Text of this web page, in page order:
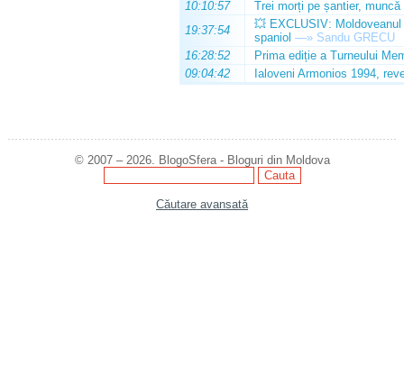
10:10:57
Trei morți pe șantier, muncă
19:37:54
💥 EXCLUSIV:
spaniol —» Sandu GRECU
16:28:52
Prima ediție a Turneului
09:04:42
Ialoveni Armonios 1994,
© 2007 – 2026. BlogoSfera - Bloguri din Moldova
Căutare avansată